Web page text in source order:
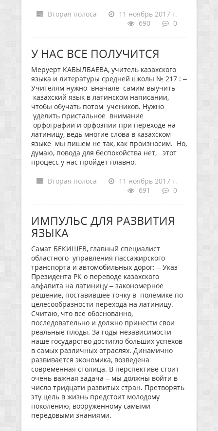
Вторая полоса
11 ноябрь 2017 г.
690
0
У НАС ВСЕ ПОЛУЧИТСЯ
Меруерт КАБЫЛБАЕВА, учитель казахского
языка и литературы средней школы № 217 : –
Учителям нужно вначале самим выучить
казахский язык в латинском написании,
чтобы обучать потом учеников. Нужно
уделить пристальное внимание
орфографии и орфоэпии при переходе на
латиницу, ведь многие слова в казахском
языке мы пишем не так, как произносим. Но,
думаю, повода для беспокойства нет, этот
процесс у нас пройдет плавно.
Вторая полоса
11 ноябрь 2017 г.
691
0
ИМПУЛЬС ДЛЯ РАЗВИТИЯ
ЯЗЫКА
Самат БЕКИШЕВ, главный специалист
областного управления пассажирского
транспорта и автомобильных дорог: – Указ
Президента РК о переводе казахского
алфавита на латиницу – закономерное
решение, поставившее точку в полемике по
целесообразности перехода на латиницу.
Считаю, что все обоснованно,
последовательно и должно принести свои
реальные плоды. За годы независимости
наше государство достигло больших успехов
в самых различных отраслях. Динамично
развивается экономика, возведена
современная столица. В перспективе стоит
очень важная задача – мы должны войти в
число тридцати развитых стран. Претворять
эту цель в жизнь предстоит молодому
поколению, вооруженному самыми
передовыми знаниями.